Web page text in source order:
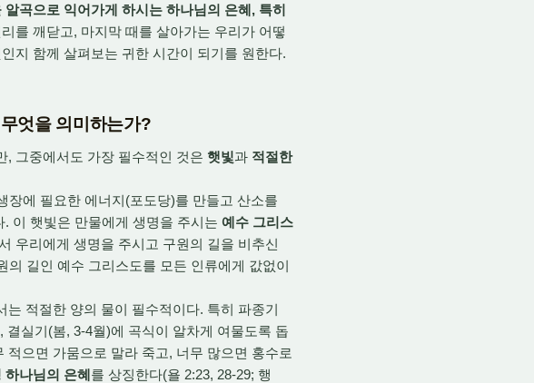
알곡으로 익어가게 하시는 하나님의 은혜, 특히
를 깨닫고, 마지막 때를 살아가는 우리가 어떻
지 함께 살펴보는 귀한 시간이 되기를 원한다.
엇을 의미하는가?
, 그중에서도 가장 필수적인 것은 햇빛과 적절한
장에 필요한 에너지(포도당)를 만들고 산소를
이 햇빛은 만물에게 생명을 주시는 예수 그리스
우리에게 생명을 주시고 구원의 길을 비추신
길인 예수 그리스도를 모든 인류에게 값없이
는 적절한 양의 물이 필수적이다. 특히 파종기
결실기(봄, 3-4월)에 곡식이 알차게 여물도록 돕
으면 가뭄으로 말라 죽고, 너무 많으면 홍수로
하나님의 은혜를 상징한다(욜 2:23, 28-29; 행